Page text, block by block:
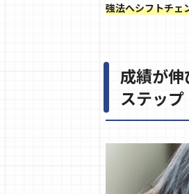
強法へシフトチェ
成績が
ステップ